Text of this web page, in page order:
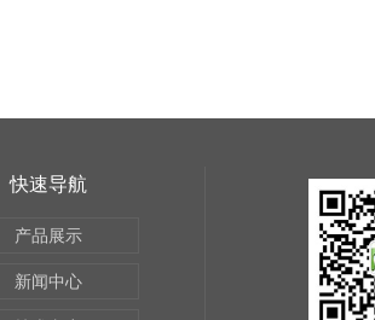
快速导航
产品展示
新闻中心